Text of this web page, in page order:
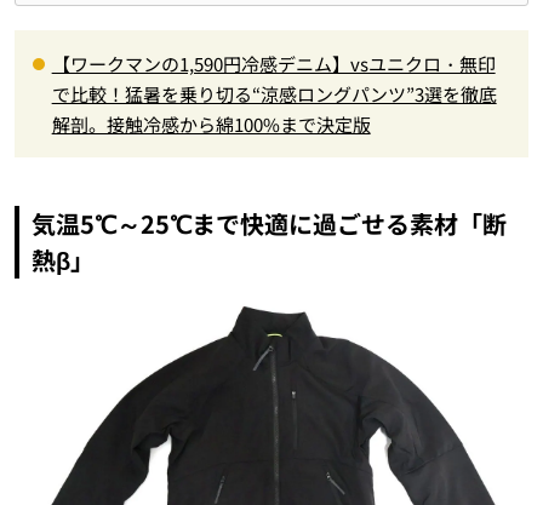
【ワークマンの1,590円冷感デニム】vsユニクロ・無印
で比較！猛暑を乗り切る“涼感ロングパンツ”3選を徹底
解剖。接触冷感から綿100%まで決定版
気温5℃～25℃まで快適に過ごせる素材「断
熱β」